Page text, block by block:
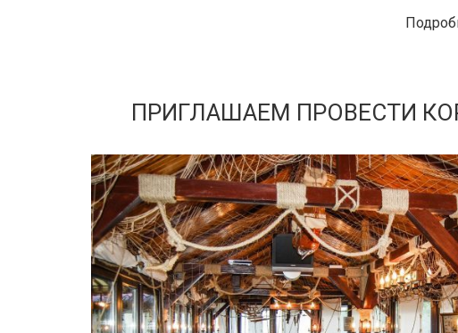
ПРИГЛАШАЕМ ПРОВЕСТИ